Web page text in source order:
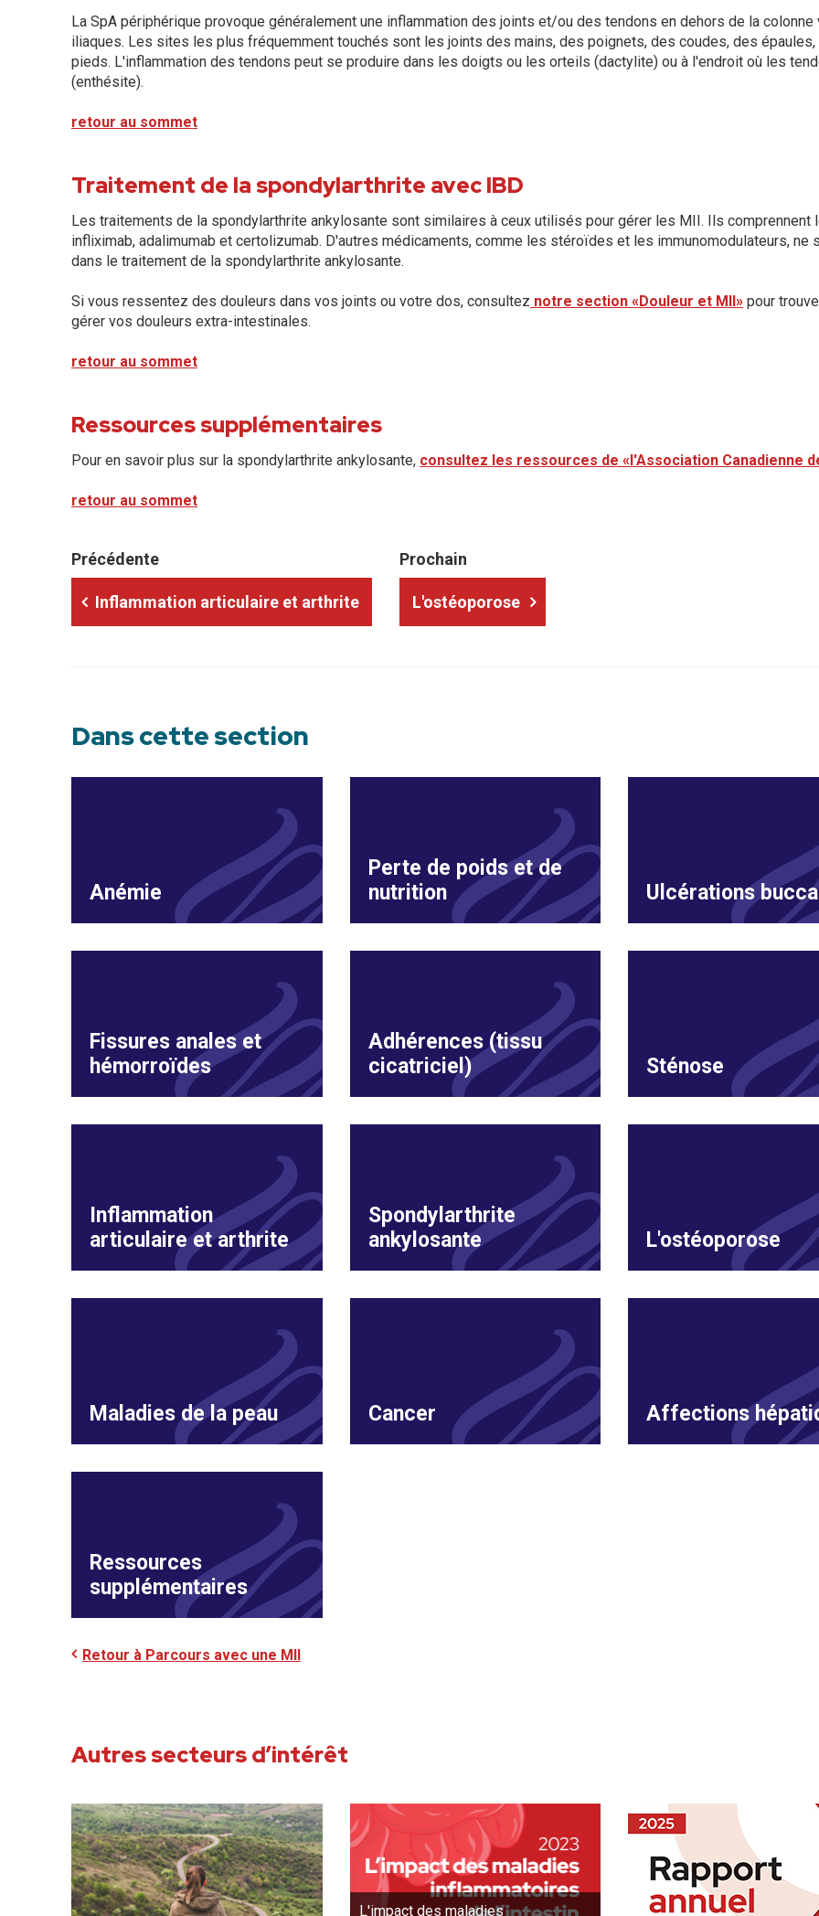
La SpA périphérique provoque généralement une inflammation des joints et/ou des tendons en dehors de la
iliaques. Les sites les plus fréquemment touchés sont les joints des mains, des poignets, des coudes, des
pieds. L'inflammation des tendons peut se produire dans les doigts ou les orteils (dactylite) ou à l'endroit où les
(enthésite).
retour au sommet
Traitement de la spondylarthrite avec IBD
Les traitements de la spondylarthrite ankylosante sont similaires à ceux utilisés pour gérer les MII. Ils
infliximab, adalimumab et certolizumab. D'autres médicaments, comme les stéroïdes et les immunomodulateurs, ne
dans le traitement de la spondylarthrite ankylosante.
Si vous ressentez des douleurs dans vos joints ou votre dos, consultez notre section «Douleur et MII» pour
gérer vos douleurs extra-intestinales.
retour au sommet
Ressources supplémentaires
Pour en savoir plus sur la spondylarthrite ankylosante, consultez les ressources de «l'Association Canadienne
retour au sommet
Précédente
Inflammation articulaire et arthrite
Prochain
L'ostéoporose
Dans cette section
Anémie
Perte de poids et de
nutrition
Ulcérations
Fissures anales et
hémorroïdes
Adhérences (tissu
cicatriciel)
Sténose
Inflammation
articulaire et arthrite
Spondylarthrite
ankylosante
L'ostéoporose
Maladies de la peau Cancer Affections
Ressources
supplémentaires
Retour à Parcours avec une MII
Autres secteurs d’intérêt
L'impact des maladies